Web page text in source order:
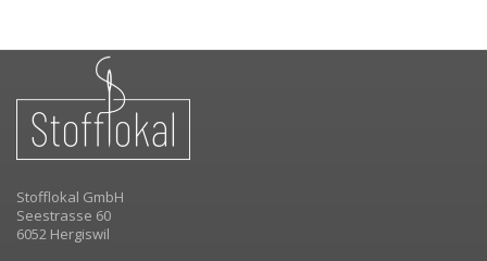
Stofflokal GmbH
Seestrasse 60
6052 Hergiswil